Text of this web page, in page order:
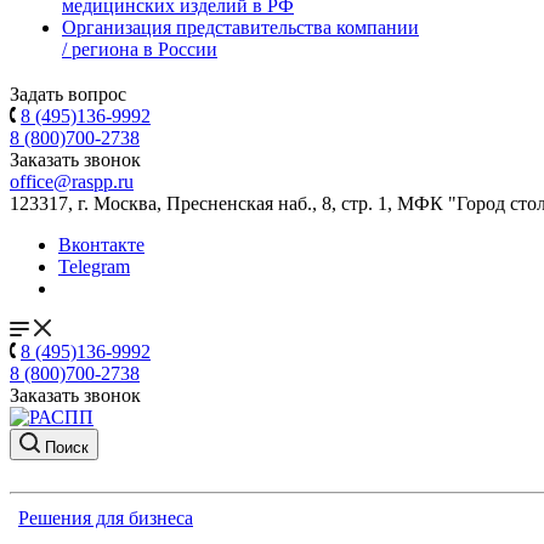
медицинских изделий в РФ
Организация представительства компании
/ региона в России
Задать вопрос
8 (495)136-9992
8 (800)700-2738
Заказать звонок
office@raspp.ru
123317, г. Москва, Пресненская наб., 8, стр. 1, МФК "Город
Вконтакте
Telegram
8 (495)136-9992
8 (800)700-2738
Заказать звонок
Поиск
Решения для бизнеса